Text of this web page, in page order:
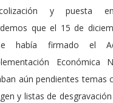
y puesta
que el 15 de
había firmado el
Económica
aún pendientes temas
y listas de